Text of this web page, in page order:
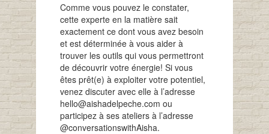
Comme vous pouvez le constater,
cette experte en la matière sait
exactement ce dont vous avez besoin
et est déterminée à vous aider à
trouver les outils qui vous permettront
de découvrir votre énergie! Si vous
êtes prêt(e) à exploiter votre potentiel,
venez discuter avec elle à l’adresse
hello@aishadelpeche.com ou
participez à ses ateliers à l’adresse
@conversationswithAisha.